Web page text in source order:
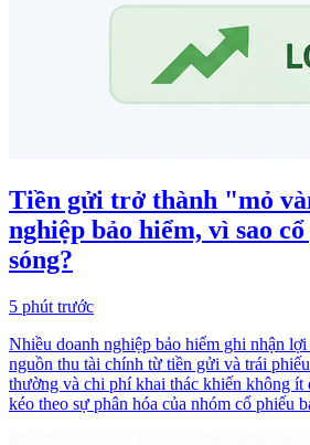
Tiền gửi trở thành "mỏ
nghiệp bảo hiểm, vì sao
sóng?
5 phút trước
Nhiều doanh nghiệp bảo hiểm ghi nhận
nguồn thu tài chính từ tiền gửi và trái
thường và chi phí khai thác khiến không ít
kéo theo sự phân hóa của nhóm cổ phiếu